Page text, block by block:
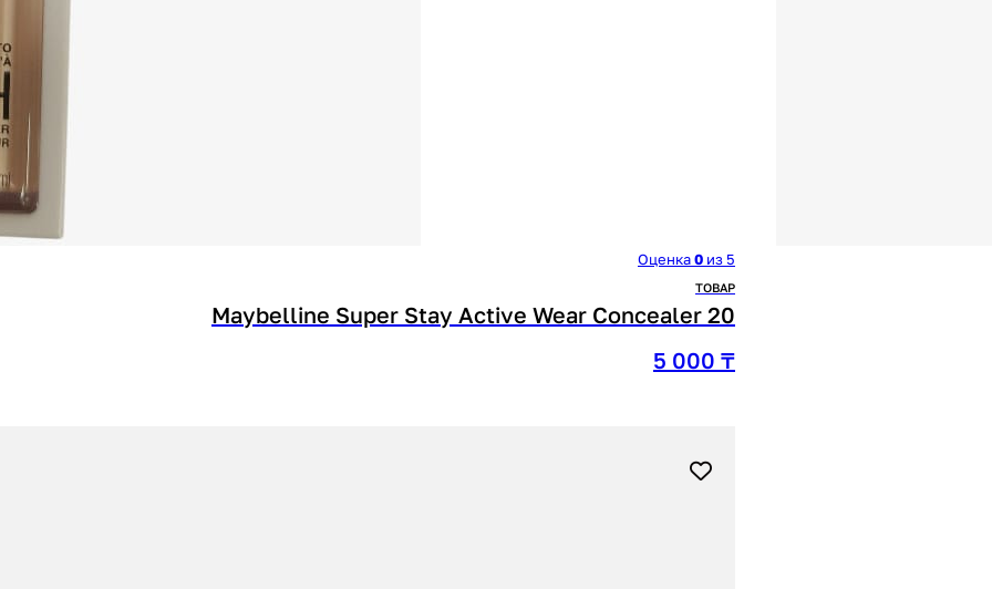
Оценка0 из 5
ТОВАР
Maybelline Super Stay Active Wear Concealer 20
5 000 ₸